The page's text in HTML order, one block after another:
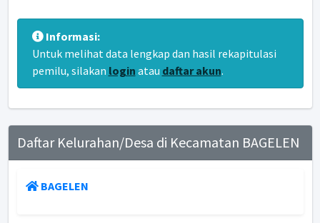
Informasi:
Untuk melihat data lengkap dan hasil rekapitulasi
pemilu, silakan login atau daftar akun.
Daftar Kelurahan/Desa di Kecamatan BAGELEN
BAGELEN